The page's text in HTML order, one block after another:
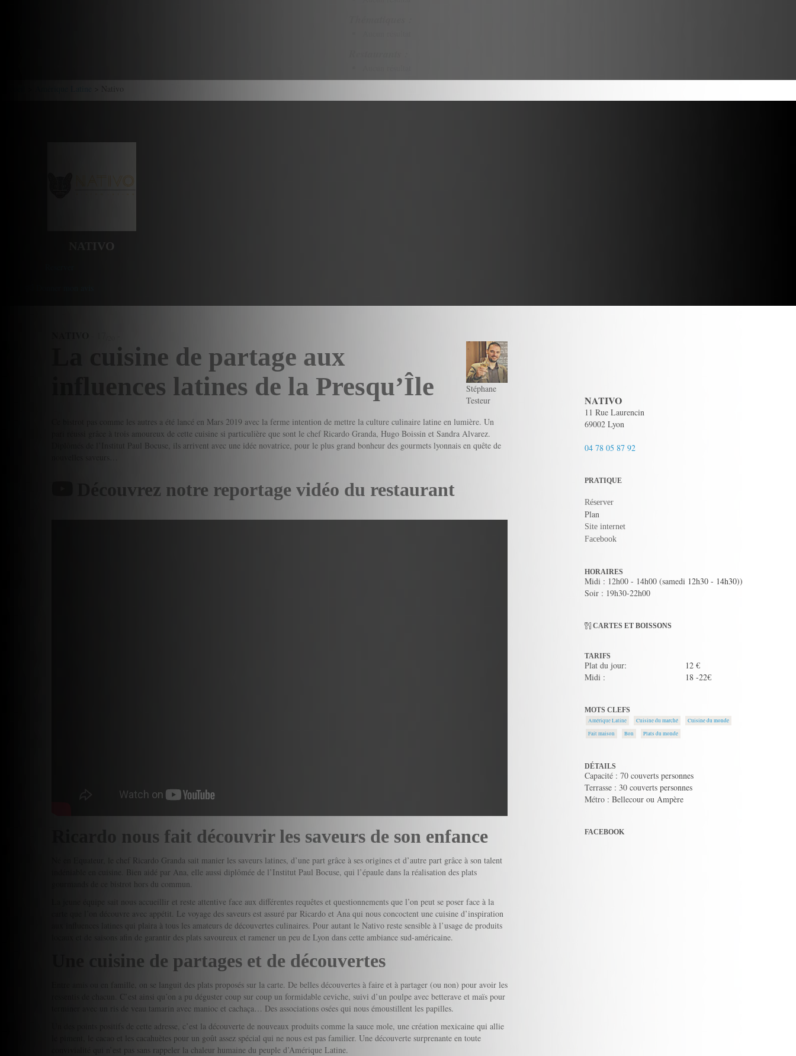
NATIVO
La cuisine de partage aux
influences latines de la Presqu’Île
Stéphane
Testeur
Ce bistrot pas comme les autres a été lancé en Mars 2019 avec la ferme intention de mettre la culture culinaire latine en lumière. Un
pari réussi grâce à trois amoureux de cette cuisine si particulière que sont le chef Ricardo Granda, Hugo Boissin et Sandra Alvarez.
Diplômés de l’Institut Paul Bocuse, ils arrivent avec une idée novatrice, pour le plus grand bonheur des gourmets lyonnais en quête de
Découvrez notre reportage vidéo du restaurant
Ricardo nous fait découvrir les saveurs de son enfance
Né en Equateur, le chef Ricardo Granda sait manier les saveurs latines, d’une part grâce à ses origines et d’autre part grâce à son talent
indéniable en cuisine. Bien aidé par Ana, elle aussi diplômée de l’Institut Paul Bocuse, qui l’épaule dans la réalisation des plats
gourmands de ce bistrot hors du commun.
La jeune équipe sait nous accueillir et reste attentive face aux différentes requêtes et questionnements que l’on peut se poser face à la
carte que l’on découvre avec appétit. Le voyage des saveurs est assuré par Ricardo et Ana qui nous concoctent une cuisine d’inspiration
aux influences latines qui plaira à tous les amateurs de découvertes culinaires. Pour autant le Nativo reste sensible à l’usage de produits
locaux et de saisons afin de garantir des plats savoureux et ramener un peu de Lyon dans cette ambiance sud-américaine.
Une cuisine de partages et de découvertes
Entre amis ou en famille, on se languit des plats proposés sur la carte. De belles découvertes à faire et à partager (ou non) pour avoir les
ressentis de chacun. C’est ainsi qu’on a pu déguster coup sur coup un formidable ceviche, suivi d’un poulpe avec betterave et maïs pour
terminer avec un ris de veau tamarin avec manioc et cachaça… Des associations osées qui nous émoustillent les papilles.
Un des points positifs de cette adresse, c’est la découverte de nouveaux produits comme la sauce mole, une création mexicaine qui allie
le piment, le cacao et les cacahuètes pour un goût assez spécial qui ne nous est pas familier. Une découverte surprenante en toute
convivialité qui n’est pas sans rappeler la chaleur humaine du peuple d’Amérique Latine.
NATIVO
11 Rue Laurencin
69002 Lyon
04 78 05 87 92
PRATIQUE
Réserver
Plan
Site internet
Facebook
HORAIRES
Midi : 12h00 - 14h00 (samedi 12h30 - 14h30))
Soir : 19h30-22h00
CARTES ET BOISSONS
TARIFS
Plat du jour:
Midi :
12 €
18 -22€
MOTS CLEFS
Amérique Latine Cuisine du marché
Cuisine du monde
Fait maison
Bon Plats du monde
DÉTAILS
Capacité : 70 couverts personnes
Terrasse : 30 couverts personnes
Métro : Bellecour ou Ampère
FACEBOOK